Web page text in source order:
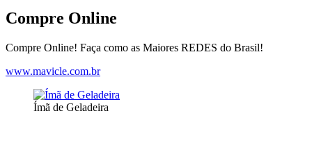
Compre Online
Compre Online! Faça como as Maiores REDES do Brasil!
www.mavicle.com.br
Ímã de Geladeira